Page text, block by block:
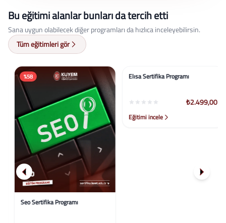
süreçlerine katkı Uzmanlık Alanları İç denetim Risk
yönetimi Kurumsal denetim ve kontrol Mevzuat ve
uyum süreçleri"
Bu eğitimi alanlar bunları da tercih etti
Sana uygun olabilecek diğer programları da hızlıca inceleyebilirsin.
Tüm eğitimleri gör
%58
Seo Sertifika Programı
%58